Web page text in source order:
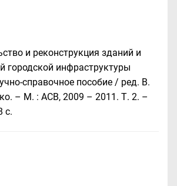
и реконструкция зданий и
городской инфраструктуры
справочное пособие / ред. В.
– М. : АСВ, 2009 – 2011. Т. 2. –
с.